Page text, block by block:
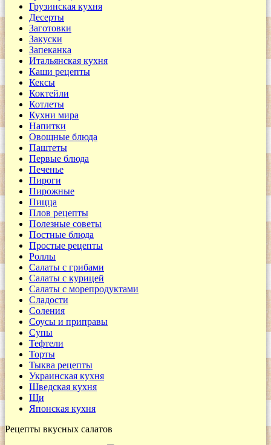
Грузинская кухня
Десерты
Заготовки
Закуски
Запеканка
Итальянская кухня
Каши рецепты
Кексы
Коктейли
Котлеты
Кухни мира
Напитки
Овощные блюда
Паштеты
Первые блюда
Печенье
Пироги
Пирожные
Пицца
Плов рецепты
Полезные советы
Постные блюда
Простые рецепты
Роллы
Салаты с грибами
Салаты с курицей
Салаты с морепродуктами
Сладости
Соления
Соусы и приправы
Супы
Тефтели
Торты
Тыква рецепты
Украинская кухня
Шведская кухня
Щи
Японская кухня
Рецепты вкусных салатов